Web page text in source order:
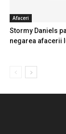
Afaceri
Stormy Daniels
negarea afacerii